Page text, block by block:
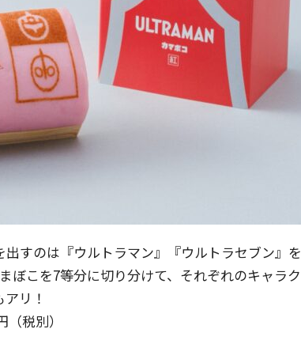
すのは『ウルトラマン』『ウルトラセブン』を
ぼこを7等分に切り分けて、それぞれのキャラク
リ！
税別）